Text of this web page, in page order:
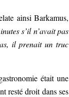
ainsi Barkamus,
s’il n’avait pas
il prenait un truc
était une
resté droit dans ses